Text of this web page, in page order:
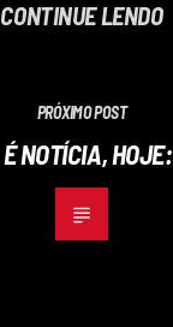
CONTINUE LENDO
PRÓXIMO POST
É NOTÍCIA, HOJE: